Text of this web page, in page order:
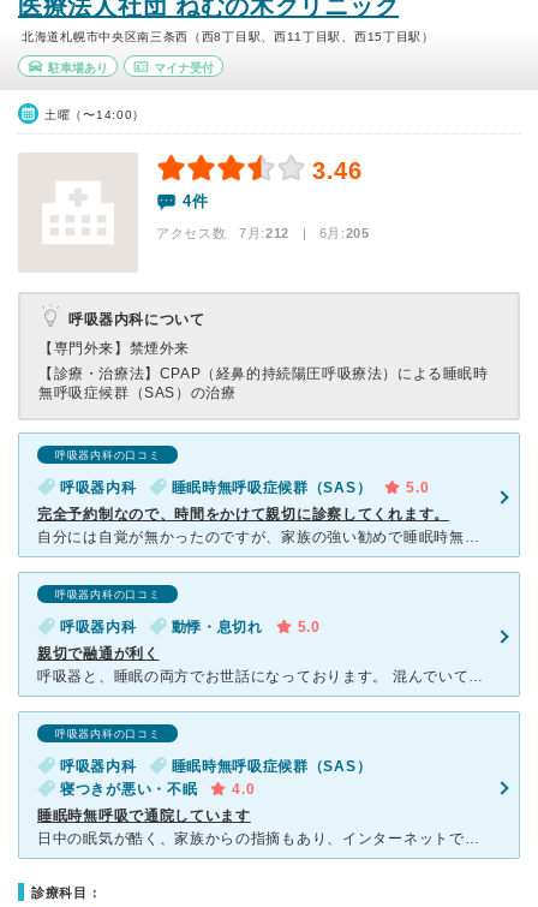
医療法人社団 ねむの木クリニック
北海道札幌市中央区南三条西（西8丁目駅、西11丁目駅、西15丁目駅）
駐車場あり マイナ受付
土曜（〜14:00）
3.46
4件
アクセス数 7月:212 | 6月:205
呼吸器内科について
【専門外来】 禁煙外来
【診療・治療法】 CPAP（経鼻的持続陽圧呼吸療法）による睡眠時
無呼吸症候群（SAS）の治療
呼吸器内科の口コミ
呼吸器内科 睡眠時無呼吸症候群（SAS）
5.0
完全予約制なので、時間をかけて親切に診察してくれます。
自分には自覚が無かったのですが、家族の強い勧めで睡眠時無呼吸症候群の検査を受けるのに受診しました（身長１７０Cm、体重５８Kgの中年男性です）。 予約制なのと、睡眠時無呼吸症候群の専門医だけあっ
呼吸器内科の口コミ
呼吸器内科 動悸・息切れ
5.0
親切で融通が利く
呼吸器と、睡眠の両方でお世話になっております。 混んでいても柔軟に対応してくれます。 診察は図解を見せてくれながらわかりやすく説明してくれます。 薬についても身体に合うものを相談に乗ってくれ
呼吸器内科の口コミ
呼吸器内科
睡眠時無呼吸症候群（SAS）
寝つきが悪い・不眠
4.0
睡眠時無呼吸で通院しています
日中の眠気が酷く、家族からの指摘もあり、インターネットで調べて通院しました。 何度かの検査の結果、睡眠時無呼吸症候群で間違いないということで、それから現在までお世話になっています。 C-PAP
診療科目：